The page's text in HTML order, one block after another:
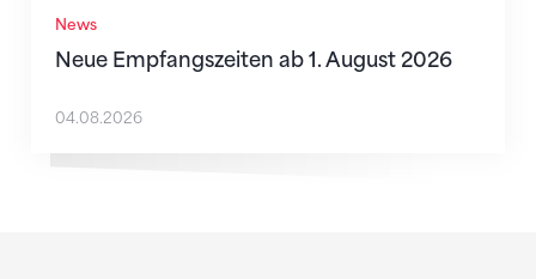
News
Neue Empfangszeiten ab 1. August 2026
04.08.2026